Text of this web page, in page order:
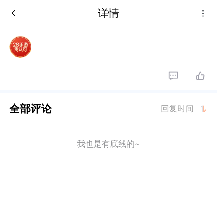
详情
全部评论 回复时间
我也是有底线的~